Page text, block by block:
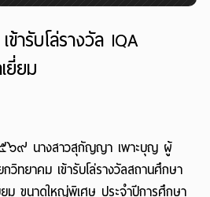
ารับโล่รางวัล IQA
ยี่ยม
๙ นางสาวสุกัญญา เพาะบุญ ผู้
วิทยาคม เข้ารับโล่รางวัลสถานศึกษา
ม ขนาดใหญ่พิเศษ ประจำปีการศึกษา